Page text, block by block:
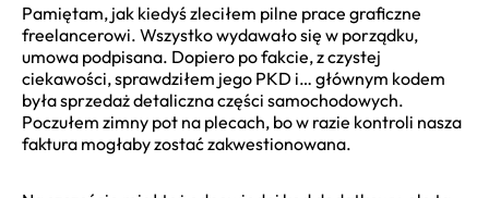
Pamiętam, jak kiedyś zleciłem pilne prace graficzne
freelancerowi. Wszystko wydawało się w porządku,
umowa podpisana. Dopiero po fakcie, z czystej
ciekawości, sprawdziłem jego PKD i… głównym kodem
była sprzedaż detaliczna części samochodowych.
Poczułem zimny pot na plecach, bo w razie kontroli nasza
faktura mogłaby zostać zakwestionowana.